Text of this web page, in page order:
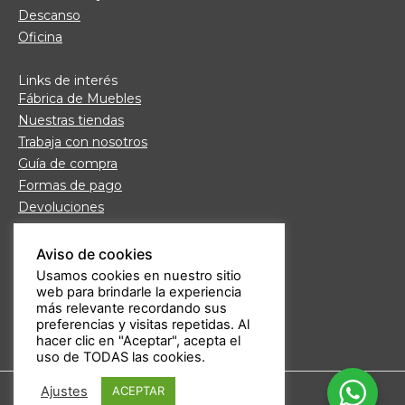
Descanso
Oficina
Links de interés
Fábrica de Muebles
Nuestras tiendas
Trabaja con nosotros
Guía de compra
Formas de pago
Devoluciones
Preguntas frecuentes
Atención al cliente
Aviso legal
Política de privacidad
Aviso de cookies
Usamos cookies en nuestro sitio
web para brindarle la experiencia
más relevante recordando sus
preferencias y visitas repetidas. Al
hacer clic en "Aceptar", acepta el
uso de TODAS las cookies.
Ajustes ACEPTAR